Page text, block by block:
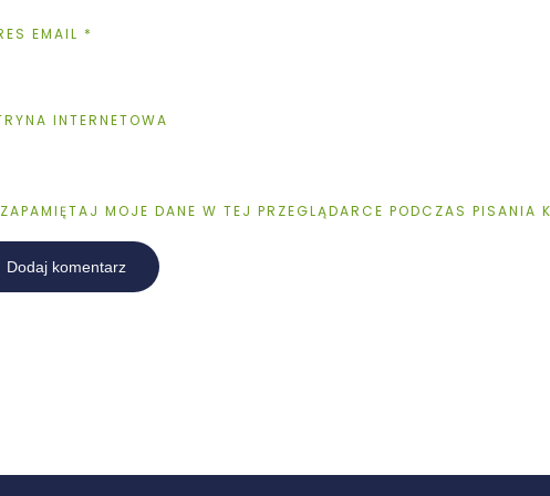
EMAIL *
INTERNETOWA
ZAPAMIĘTAJ MOJE DANE W TEJ PRZEGLĄDARCE PODCZAS PISANIA